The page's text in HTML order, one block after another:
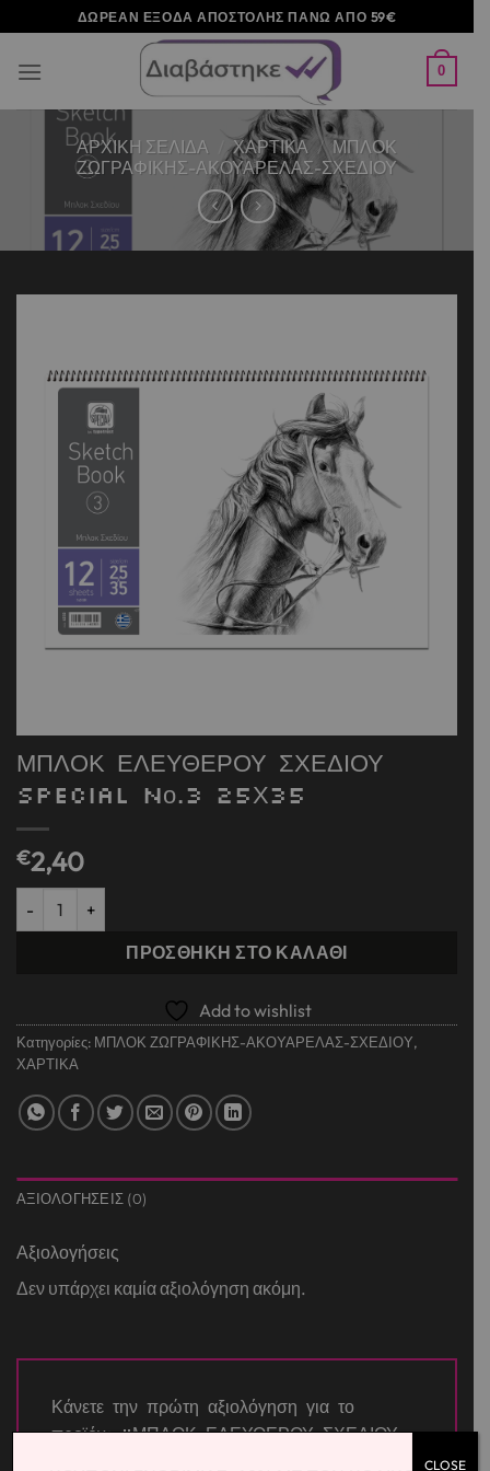
στο
περιεχόμενο
ΔΩΡΕΑΝ ΕΞΟΔΑ ΑΠΟΣΤΟΛΗΣ ΠΑΝΩ ΑΠΟ 59€
0
ΑΡΧΙΚΉ ΣΕΛΊΔΑ ΧΑΡΤΙΚΑ / ΜΠΛΟΚ
ΖΩΓΡΑΦΙΚΗΣ-ΑΚΟΥΑΡΕΛΑΣ-ΣΧΕΔΙΟΥ
wishlist
ΜΠΛΟΚ ΕΛΕΥΘΕΡΟΥ ΣΧΕΔΙΟΥ
SPECIAL Nο.3 25Χ35
€2,40
ΜΠΛΟΚ ΕΛΕΥΘΕΡΟΥ ΣΧΕΔΙΟΥ SPECIAL Nο.3 25Χ35 ποσότητα
ΠΡΟΣΘΉΚΗ ΣΤΟ ΚΑΛΆΘΙ
Add to wishlist
Κατηγορίες: ΜΠΛΟΚ ΖΩΓΡΑΦΙΚΗΣ-ΑΚΟΥΑΡΕΛΑΣ-ΣΧΕΔΙΟΥ,
ΧΑΡΤΙΚΑ
ΑΞΙΟΛΟΓΉΣΕΙΣ (0)
Αξιολογήσεις
Δεν υπάρχει καμία αξιολόγηση ακόμη.
Κάνετε την πρώτη αξιολόγηση για το
προϊόν: “ΜΠΛΟΚ ΕΛΕΥΘΕΡΟΥ ΣΧΕΔΙΟΥ
CLOSE